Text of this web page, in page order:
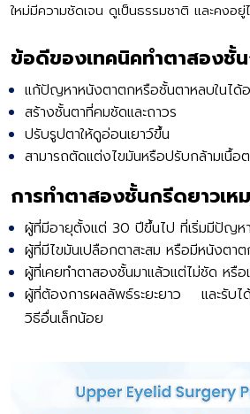
ใหม่มีความชัดเจน ดูเป็นธรรมชาติ และคงอยู่ไ
ข้อดีของเทคนิคทำตาสองชั้
แก้ปัญหาหนังตาตกหรือชั้นตาหลบในได้
สร้างชั้นตาที่คมชัดและถาวร
ปรับรูปตาให้ดูอ่อนเยาว์ขึ้น
สามารถตัดแต่งไขมันหรือปรับกล้ามเนื้อต
การทำตาสองชั้นกรีดยาวเห
ผู้ที่มีอายุตั้งแต่ 30 ปีขึ้นไป ที่เริ่มมีปัญห
ผู้ที่มีไขมันเปลือกตาสะสม หรือมีหนังตา
ผู้ที่เคยทำตาสองชั้นมาแล้วแต่ไม่ชัด หรือ
ผู้ที่ต้องการผลลัพธ์ระยะยาว และรับไ
วิธีอื่นเล็กน้อย